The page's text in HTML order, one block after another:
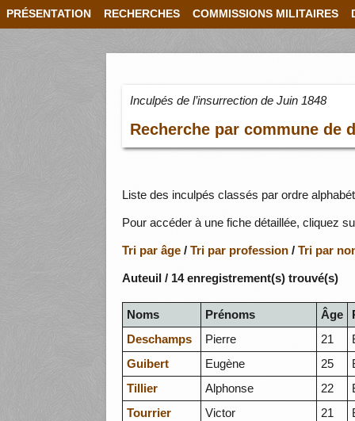
PRÉSENTATION RECHERCHES COMMISSIONS MILITAIRES
Inculpés de l’insurrection de Juin 1848
Recherche par commune de
Liste des inculpés classés par ordre
Pour accéder à une fiche détaillée, cliquez
Tri par âge /Tri par profession /Tri par
Auteuil / 14 enregistrement(s) trouvé(s)
Noms Prénoms Âge
Deschamps
Pierre 21
Guibert
Eugène 25
Tillier
Alphonse 22
Tourrier
Victor 21